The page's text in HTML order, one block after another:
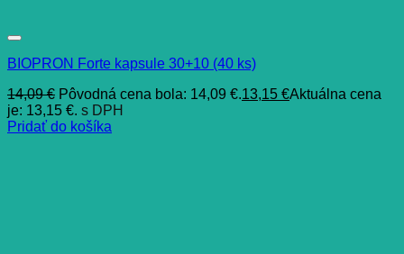
BIOPRON Forte kapsule 30+10 (40 ks)
14,09€ Pôvodná cena bola: 14,09 €.13,15 €Aktuálna cena
je: 13,15 €. s DPH
Pridať do košíka